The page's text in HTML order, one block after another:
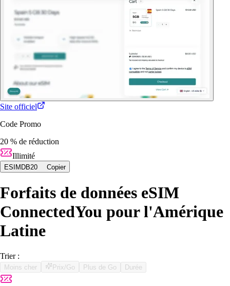
Site officiel
Code Promo
20 % de réduction
Illimité
ESIMDB20 Copier
Forfaits de données eSIM
ConnectedYou pour l'Amérique
Latine
Trier :
Moins cher Prix/Go Plus de Go Durée